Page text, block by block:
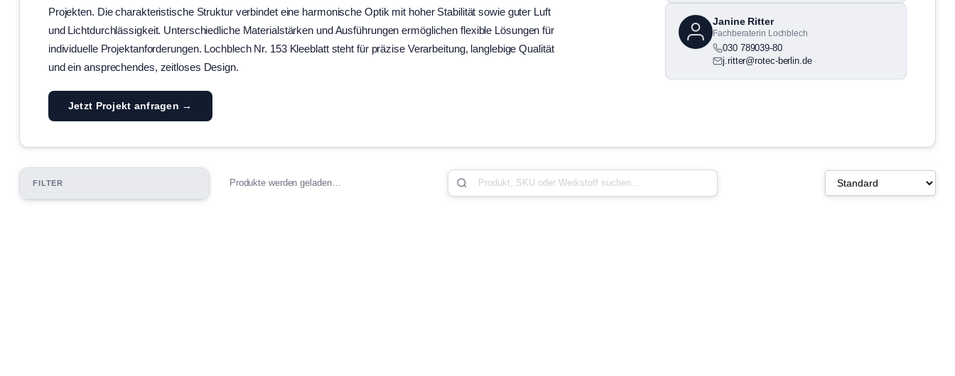
Projekten. Die charakteristische Struktur verbindet eine harmonische Optik mit hoher Stabilität sowie guter Luft
und Lichtdurchlässigkeit. Unterschiedliche Materialstärken und Ausführungen ermöglichen flexible Lösungen für
individuelle Projektanforderungen. Lochblech Nr. 153 Kleeblatt steht für präzise Verarbeitung, langlebige Qualität
und ein ansprechendes, zeitloses Design.
Jetzt Projekt anfragen →
Janine Ritter
Fachberaterin Lochblech
030 789039-80
j.ritter@rotec-berlin.de
FILTER Produkte werden geladen…